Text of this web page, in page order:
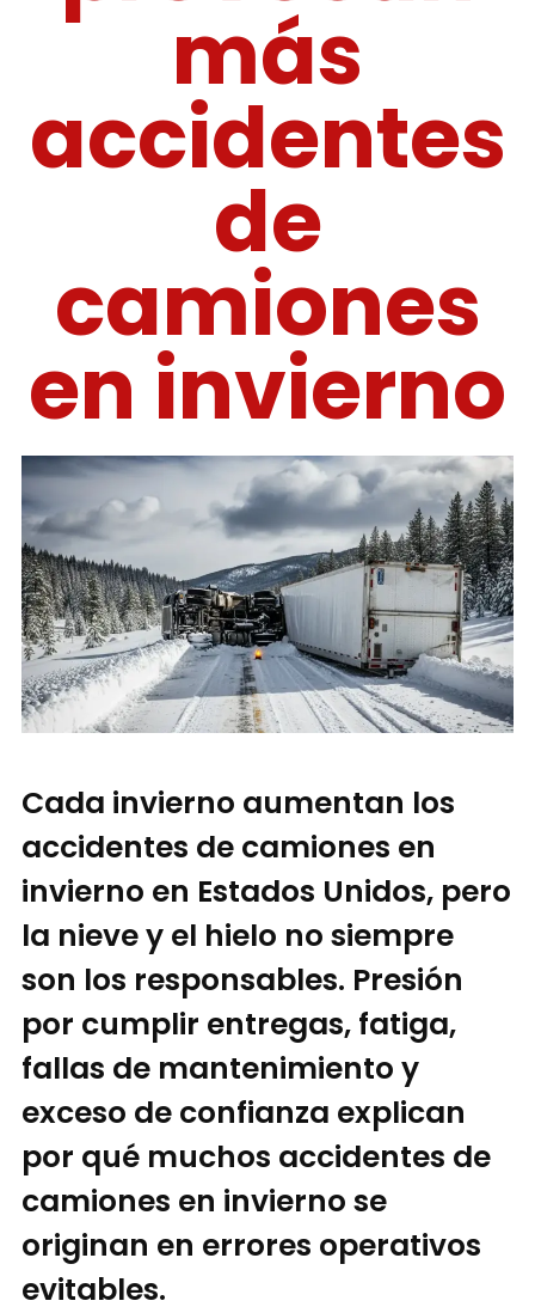
más
accidentes
de
camiones
en invierno
Cada invierno aumentan los
accidentes de camiones en
invierno en Estados Unidos, pero
la nieve y el hielo no siempre
son los responsables. Presión
por cumplir entregas, fatiga,
fallas de mantenimiento y
exceso de confianza explican
por qué muchos accidentes de
camiones en invierno se
originan en errores operativos
evitables.